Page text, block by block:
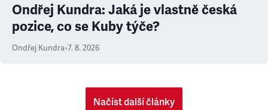
Ondřej Kundra: Jaká je vlastně česká
pozice, co se Kuby týče?
Ondřej Kundra•7. 8. 2026
Načíst další články